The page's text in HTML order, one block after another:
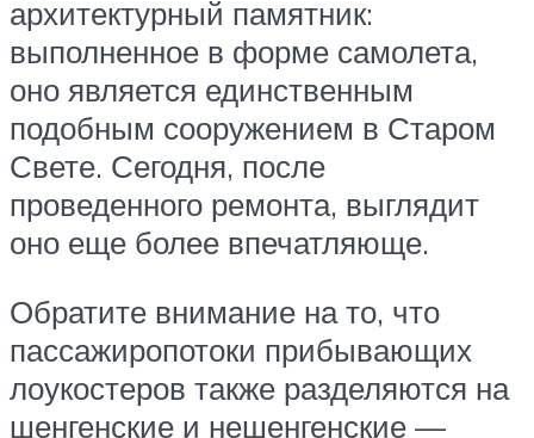
архитектурный памятник:
выполненное в форме самолета,
оно является единственным
подобным сооружением в Старом
Свете. Сегодня, после
проведенного ремонта, выглядит
оно еще более впечатляюще.
Обратите внимание на то, что
пассажиропотоки прибывающих
лоукостеров также разделяются на
шенгенские и нешенгенские —